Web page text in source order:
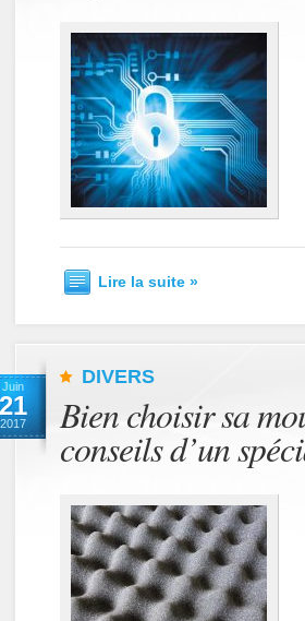
Lire la suite »
Juin
21
2017
DIVERS
Bien choisir sa
conseils d’un